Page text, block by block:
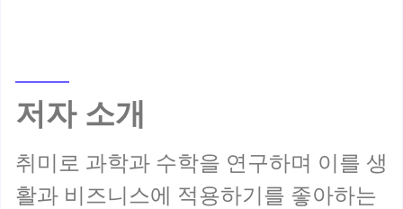
저자 소개
취미로 과학과 수학을 연구하며 이를 생
활과 비즈니스에 적용하기를 좋아하는